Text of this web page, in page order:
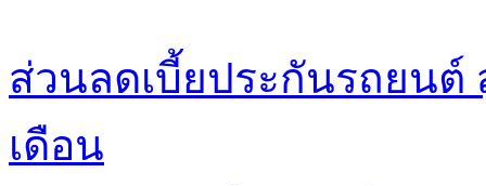
ส่วนลดเบี้ยประกันรถยนต์
เดือน